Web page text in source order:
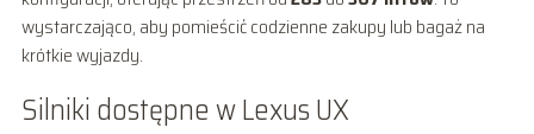
wystarczająco, aby pomieścić codzienne zakupy lub bagaż na
krótkie wyjazdy.
Silniki dostępne w Lexus UX